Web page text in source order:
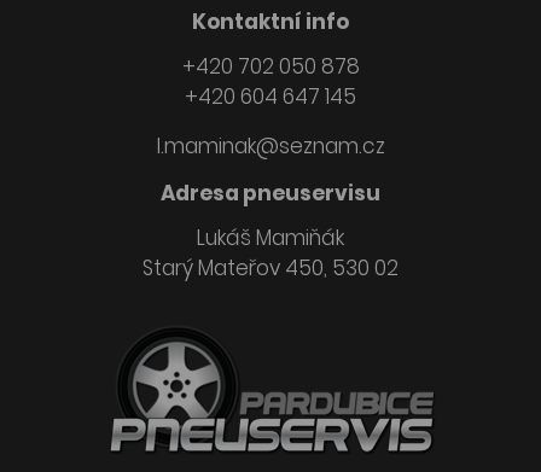
Kontaktní info
+420 702 050 878
+420 604 647 145
l.maminak@seznam.cz
Adresa pneuservisu
Lukáš Mamiňák
Starý Mateřov 450, 530 02